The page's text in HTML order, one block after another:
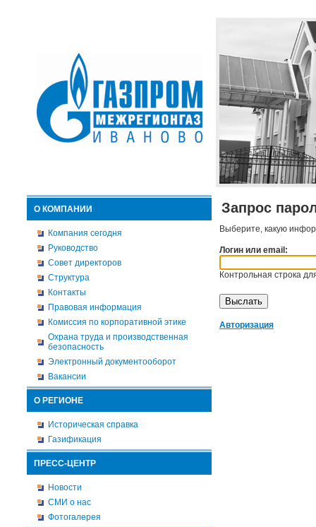
О КОМПАНИИ
Компания сегодня
Руководство
Совет директоров
Структура
Контакты
Правовая информация
Комиссия по корпоративной этике
Охрана труда и производственная
безопасность
Электронный документооборот
Вакансии
О РЕГИОНЕ
Историческая справка
Газификация
ПРЕСС-ЦЕНТР
Новости
СМИ о нас
Фотогалерея
Запрос
Выберите, какую
Логин или email:
Контрольная строка
Авторизация